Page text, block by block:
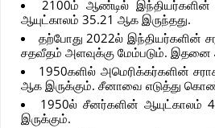
2100ம் ஆண்டில் இந்தியர்களின்
ஆயுட்காலம் 35.21 ஆக இருந்தது.
தற்போது 2022ல் இந்தியர்களின்
சதவீதம் அளவுக்கு மேம்படும். இதனை
1950களில் அமெரிக்கர்களின்
ஆக இருக்கும். சீனாவை எடுத்து
1950ல் சீனர்களின் ஆயுட்காலம்
இருக்கும்.